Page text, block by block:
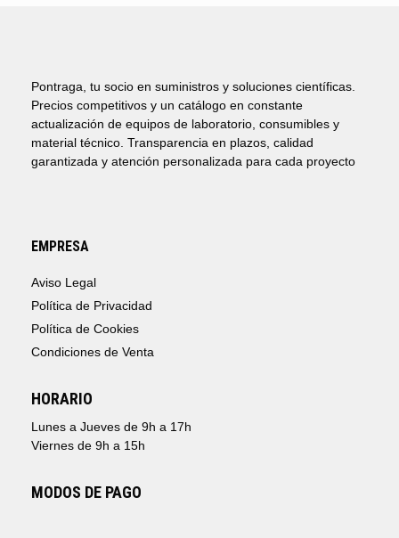
Pontraga, tu socio en suministros y soluciones científicas.
Precios competitivos y un catálogo en constante
actualización de equipos de laboratorio, consumibles y
material técnico. Transparencia en plazos, calidad
garantizada y atención personalizada para cada proyecto
EMPRESA
Aviso Legal
Política de Privacidad
Política de Cookies
Condiciones de Venta
HORARIO
Lunes a Jueves de 9h a 17h
Viernes de 9h a 15h
MODOS DE PAGO